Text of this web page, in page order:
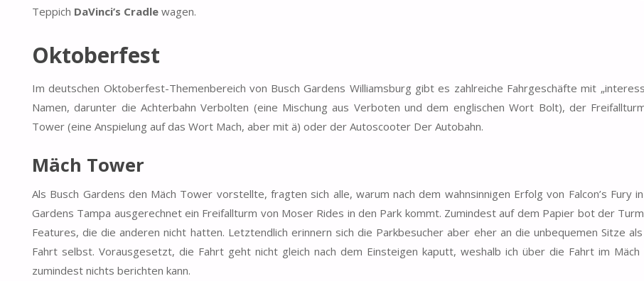
Teppich DaVinci’s Cradlewagen.
Oktoberfest
Im deutschen Oktoberfest-Themenbereich von Busch Gardens Williamsburg gibt es zahlreiche Fahrgeschäfte mit
Namen, darunter die Achterbahn Verbolten (eine Mischung aus Verboten und dem englischen Wort Bolt), der
Tower (eine Anspielung auf das Wort Mach, aber mit ä) oder der Autoscooter Der Autobahn.
Mäch Tower
Als Busch Gardens den Mäch Tower vorstellte, fragten sich alle, warum nach dem wahnsinnigen Erfolg von Falcon’s Fury
Gardens Tampa ausgerechnet ein Freifallturm von Moser Rides in den Park kommt. Zumindest auf dem Papier bot der
Features, die die anderen nicht hatten. Letztendlich erinnern sich die Parkbesucher aber eher an die unbequemen Sitze
Fahrt selbst. Vorausgesetzt, die Fahrt geht nicht gleich nach dem Einsteigen kaputt, weshalb ich über die Fahrt im
zumindest nichts berichten kann.